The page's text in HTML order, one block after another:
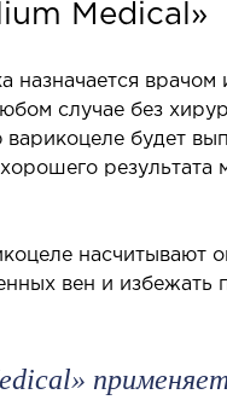
Medical»
назначается
случае без
будет
результата
насчитывают
вен и избежать